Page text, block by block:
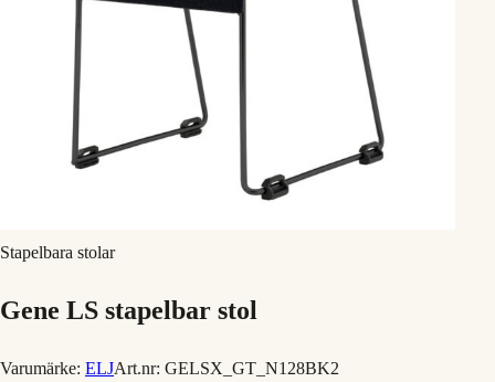
Stapelbara stolar
Gene LS stapelbar stol
Varumärke: ELJArt.nr: GELSX_GT_N128BK2